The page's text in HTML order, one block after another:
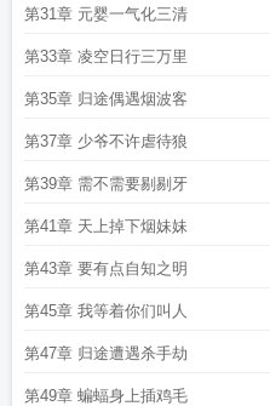
第31章 元婴一气化三清
第33章 凌空日行三万里
第35章 归途偶遇烟波客
第37章 少爷不许虐待狼
第39章 需不需要剔剔牙
第41章 天上掉下烟妹妹
第43章 要有点自知之明
第45章 我等着你们叫人
第47章 归途遭遇杀手劫
第49章 蝙蝠身上插鸡毛